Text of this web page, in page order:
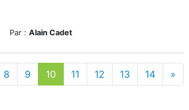
Par : Alain Cadet
8 9 10 11 12 13 14 »